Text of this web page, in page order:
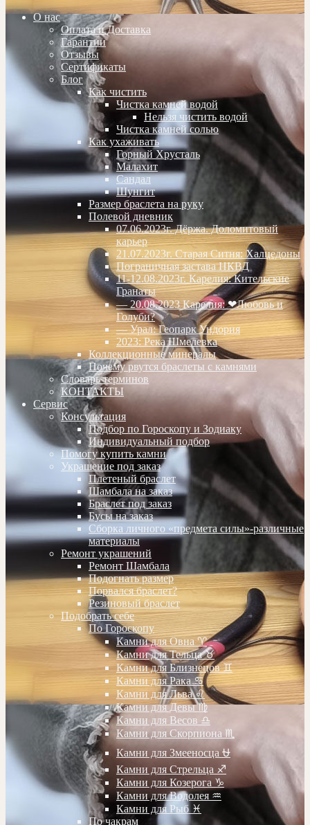
О нас
Оплата и Доставка
Гарантии
Отзывы
Сертификаты
Блог
Как чистить
Чистка камней водой
Нельзя чистить водой
Чистка камней солью
Как ухаживать
Горный Хрусталь
Малахит
Сандал
Шунгит
Размер браслета на руку
Полевой дневник
07.06.2023г. Дёржа. Доломитовый
карьер
21.07.2023г. Старая Ситня: Халцедоны
Пограничная застава НКВД
11-12.08.2023г. Карелия: Кительские
Гранаты
— 20.08.2023 Карелия: ❤Любовь и
Голуби?
— Урал: Геопарк Ундория
2023: Река Шмелевка
Коллекционные минералы
Почему рвутся браслеты с камнями
Словарь терминов
КОНТАКТЫ
Сервис
Консультация
Подбор по Гороскопу и Зодиаку
Индивидуальный подбор
Помогу купить камни
Украшение под заказ
Плетеный браслет
Шамбала на заказ
Браслет под заказ
Бусы на заказ
Сборка личного «предмета силы»-различные
материалы
Ремонт украшений
Ремонт Шамбала
Подогнать размер
Порвался браслет?
Резиновый браслет
Подобрать себе
По Гороскопу
Камни для Овна ♈️
Камни для Тельца ♉️
Камни для Близнецов ♊️
Камни для Рака ♋️
Камни для Льва ♌️
Камни для Девы ♍️
Камни для Весов ♎️
Камни для Скорпиона ♏️
Камни для Змееносца ⛎
Камни для Стрельца ♐️
Камни для Козерога ♑️
Камни для Водолея ♒️
Камни для Рыб ♓️
По чакрам